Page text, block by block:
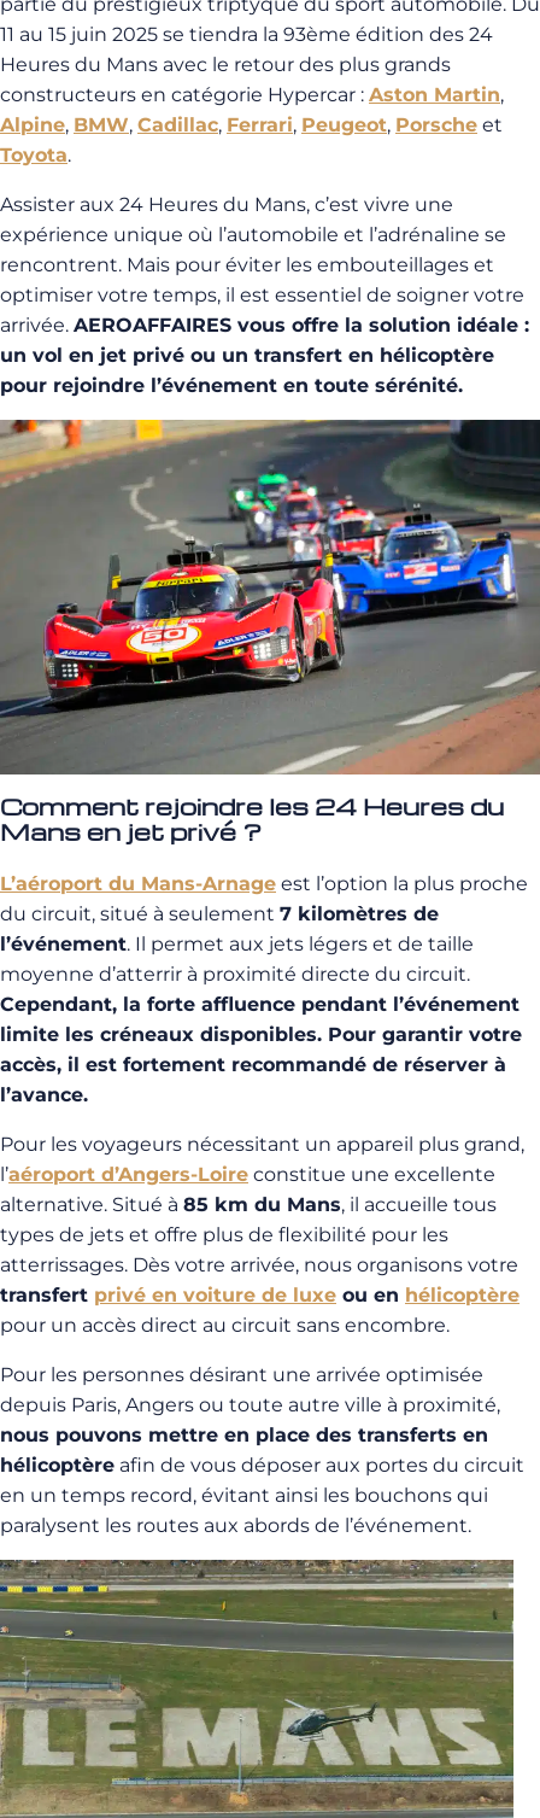
11 au 15 juin 2025 se tiendra la 93ème édition des 24
Heures du Mans avec le retour des plus grands
constructeurs en catégorie Hypercar : Aston Martin,
Alpine, BMW, Cadillac, Ferrari, Peugeot, Porsche et
Toyota.
Assister aux 24 Heures du Mans, c’est vivre une
expérience unique où l’automobile et l’adrénaline se
rencontrent. Mais pour éviter les embouteillages et
optimiser votre temps, il est essentiel de soigner votre
arrivée. AEROAFFAIRES vous offre la solution idéale :
un vol en jet privé ou un transfert en hélicoptère
pour rejoindre l’événement en toute sérénité.
Comment rejoindre les 24 Heures du
Mans en jet privé ?
L’aéroport du Mans-Arnage est l’option la plus proche
du circuit, situé à seulement 7 kilomètres de
l’événement. Il permet aux jets légers et de taille
moyenne d’atterrir à proximité directe du circuit.
Cependant, la forte affluence pendant l’événement
limite les créneaux disponibles. Pour garantir votre
accès, il est fortement recommandé de réserver à
l’avance.
Pour les voyageurs nécessitant un appareil plus grand,
l’aéroport d’Angers-Loire constitue une excellente
alternative. Situé à 85 km du Mans, il accueille tous
types de jets et offre plus de flexibilité pour les
atterrissages. Dès votre arrivée, nous organisons votre
transfert privé en voiture de luxe ou en hélicoptère
pour un accès direct au circuit sans encombre.
Pour les personnes désirant une arrivée optimisée
depuis Paris, Angers ou toute autre ville à proximité,
nous pouvons mettre en place des transferts en
hélicoptère afin de vous déposer aux portes du circuit
en un temps record, évitant ainsi les bouchons qui
paralysent les routes aux abords de l’événement.